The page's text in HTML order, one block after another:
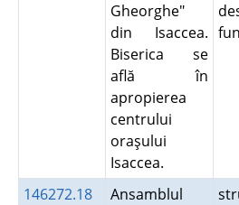
Gheorghe"
din Isaccea.
Biserica se
află în
apropierea
centrului
oraşului
Isaccea.
146272.18
Ansamblul